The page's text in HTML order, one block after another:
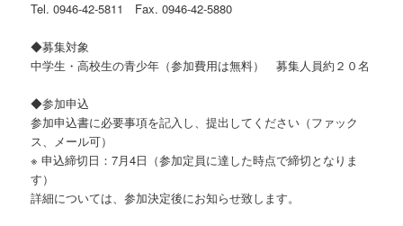
Tel. 0946-42-5811 Fax. 0946-42-5880
◆募集対象
中学生・高校生の青少年（参加費用は無料） 募集人員約２０名
◆参加申込
参加申込書に必要事項を記入し、提出してください（ファック
ス、メール可）
※ 申込締切日：7月4日（参加定員に達した時点で締切となりま
す）
詳細については、参加決定後にお知らせ致します。